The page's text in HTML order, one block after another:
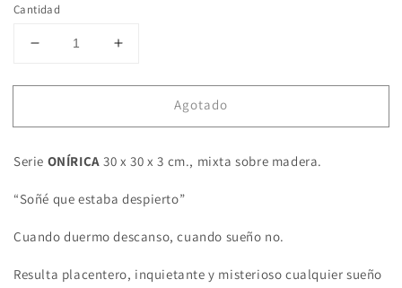
Cantidad
Reducir
para
Aumentar
para
SemillasAgotado
Serie ONÍRICA 30 x 30 x 3 cm., mixta sobre madera.
“Soñé que estaba despierto”
Cuando duermo descanso, cuando sueño no.
Resulta placentero, inquietante y misterioso cualquier sueño